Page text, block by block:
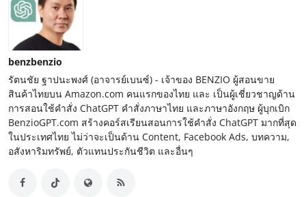
benzbenzio
รัตนชัย ฐาปนะพงศ์ (อาจารย์เบนซ์) - เจ้าของ BENZIO ผู้สอนขาย
สินค้าไทยบน Amazon.com คนแรกของไทย และ เป็นผู้เชี่ยวชาญด้าน
การสอนใช้คำสั่ง ChatGPT คำสั่งภาษาไทย และภาษาอังกฤษ ผู้บุกเบิก
BenzioGPT.com สร้างคอร์สเรียนสอนการใช้คำสั่ง ChatGPT มากที่สุด
ในประเทศไทย ไม่ว่าจะเป็นด้าน Content, Facebook Ads, บทความ,
อสังหาริมทรัพย์, ตัวแทนประกันชีวิต และอื่นๆ